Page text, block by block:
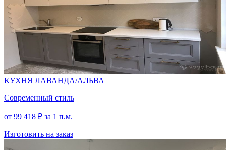
КУХНЯ ЛАВАНДА/АЛЬВА
Современный стиль
от 99 418 ₽ за 1 п.м.
Изготовить на заказ